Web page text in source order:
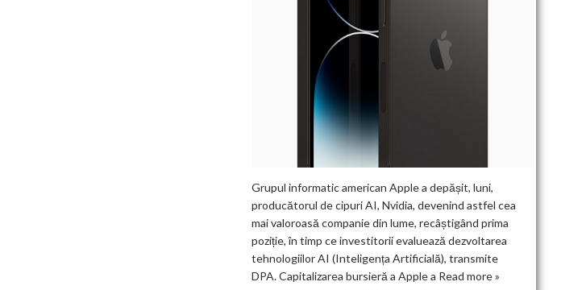
Grupul informatic american Apple a depășit, luni,
producătorul de cipuri AI, Nvidia, devenind astfel cea
mai valoroasă companie din lume, recâștigând prima
poziție, în timp ce investitorii evaluează dezvoltarea
tehnologiilor AI (Inteligența Artificială), transmite
DPA. Capitalizarea bursieră a Apple a Read more »